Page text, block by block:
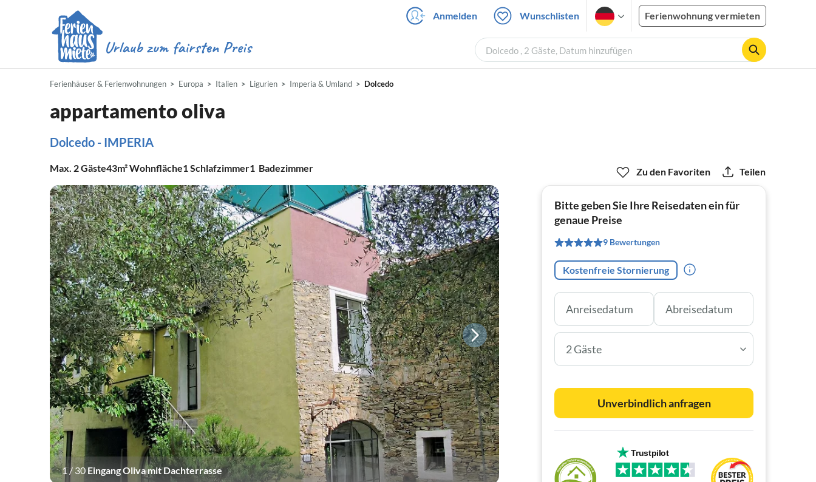
Anmelden Wunschlisten Ferienwohnung vermieten
Dolcedo , 2 Gäste, Datum hinzufügen
Ferienhäuser & Ferienwohnungen Europa Italien Ligurien Imperia & Umland Dolcedo
appartamento oliva
Dolcedo - IMPERIA
Max. 2Gäste43m²Wohnfläche1Schlafzimmer1 Badezimmer
1 / 30 Eingang Oliva mit Dachterrasse
Zu den Favoriten Teilen
Bitte geben Sie Ihre Reisedaten ein für
genaue Preise
9 Bewertungen
Kostenfreie Stornierung
2 Gäste
Unverbindlich anfragen